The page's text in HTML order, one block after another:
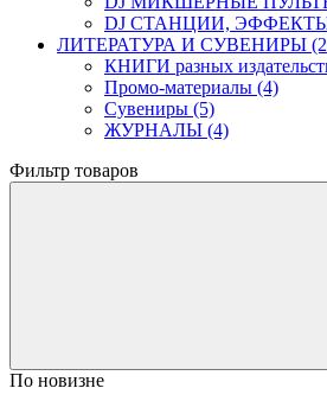
DJ СТАНЦИИ,
ЛИТЕРАТУРА И СУВЕНИРЫ
КНИГИ разных
Промо-материалы (4)
Сувениры (5)
ЖУРНАЛЫ (4)
Фильтр товаров
По новизне